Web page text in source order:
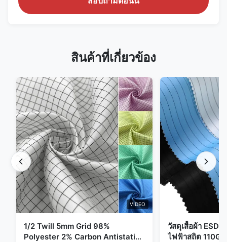
สินค้าที่เกี่ยวข้อง
VIDEO
1/2 Twill 5mm Grid 98%
Polyester 2% Carbon Antistatic
วัสดุเสื้อผ้า ESD
ไฟฟ้าสถิต